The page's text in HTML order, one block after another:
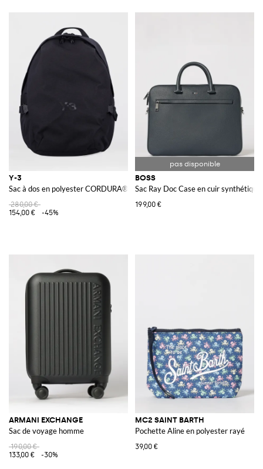
Y-3
Sac à dos en polyester CORDURA®
280,00 €
154,00 €
-45%
BOSS
Sac Ray Doc Case en cuir
199,00 €
ARMANI EXCHANGE
Sac de voyage homme
190,00 €
133,00 €
-30%
MC2 SAINT BARTH
Pochette Aline en polyester rayé
39,00 €